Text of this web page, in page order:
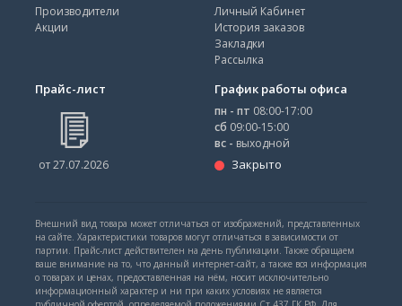
Производители
Акции
Личный Кабинет
История заказов
Закладки
Рассылка
Прайс-лист
от 27.07.2026
График работы офиса
пн - пт 08:00-17:00
сб 09:00-15:00
вс - выходной
Закрыто
Внешний вид товара может отличаться от изображений, представленных
на сайте. Характеристики товаров могут отличаться в зависимости от
партии. Прайс-лист действителен на день публикации. Также обращаем
ваше внимание на то, что данный интернет-сайт, а также вся информация
о товарах и ценах, предоставленная на нём, носит исключительно
информационный характер и ни при каких условиях не является